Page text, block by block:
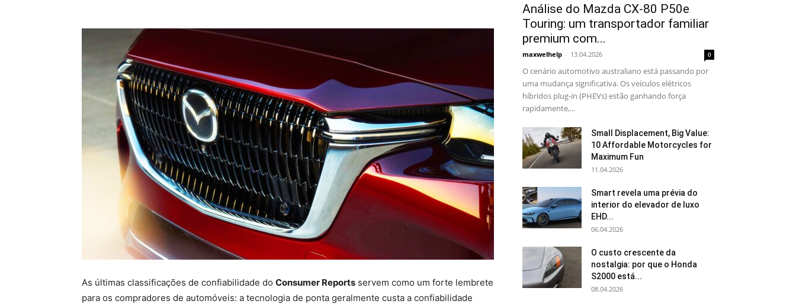
As últimas classificações de confiabilidade do Consumer Reports servem como um forte lembrete
para os compradores de automóveis: a tecnologia de ponta geralmente custa a confiabilidade
Análise do Mazda CX-80 P50e
Touring: um transportador familiar
premium com...
maxwelhelp - 13.04.2026 0
O cenário automotivo australiano está passando por
uma mudança significativa. Os veículos elétricos
híbridos plug-in (PHEVs) estão ganhando força
rapidamente,...
Small Displacement, Big Value:
10 Affordable Motorcycles for
Maximum Fun
11.04.2026
Smart revela uma prévia do
interior do elevador de luxo
EHD...
06.04.2026
O custo crescente da
nostalgia: por que o Honda
S2000 está...
08.04.2026